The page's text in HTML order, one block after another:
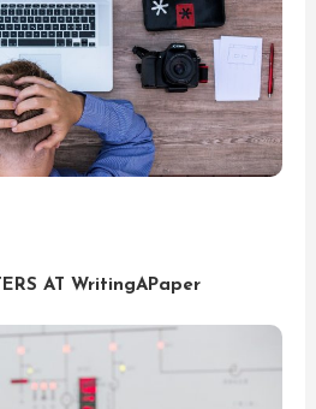
AT WritingAPaper